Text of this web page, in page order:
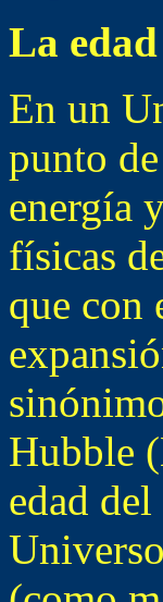
La
En un
punto
energía
físicas
que con
Hubble
edad